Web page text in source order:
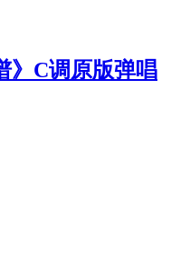
》C调原版弹唱